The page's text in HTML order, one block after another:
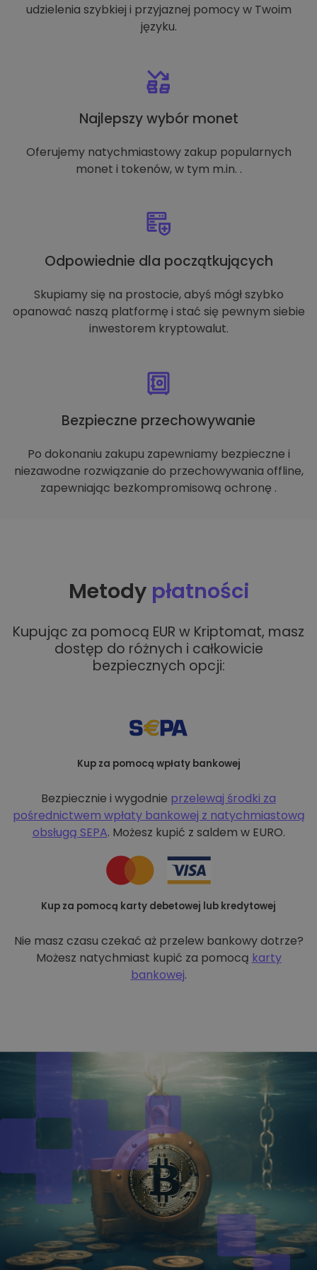
udzielenia szybkiej i przyjaznej pomocy w Twoim
języku.
Najlepszy wybór monet
Oferujemy natychmiastowy zakup popularnych
monet i tokenów, w tym m.in. .
Odpowiednie dla początkujących
Skupiamy się na prostocie, abyś mógł szybko
opanować naszą platformę i stać się pewnym siebie
inwestorem kryptowalut.
Bezpieczne przechowywanie
Po dokonaniu zakupu zapewniamy bezpieczne i
niezawodne rozwiązanie do przechowywania offline,
zapewniając bezkompromisową ochronę .
Metody płatności
Kupując za pomocą EUR w Kriptomat, masz
dostęp do różnych i całkowicie
bezpiecznych opcji:
Kup za pomocą wpłaty bankowej
Bezpiecznie i wygodnie przelewaj środki za
pośrednictwem wpłaty bankowej z natychmiastową
obsługą SEPA. Możesz kupić z saldem w EURO.
Kup za pomocą karty debetowej lub kredytowej
Nie masz czasu czekać aż przelew bankowy dotrze?
Możesz natychmiast kupić za pomocą karty
bankowej.